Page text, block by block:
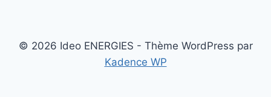
© 2026 Ideo ENERGIES - Thème WordPress par
Kadence WP